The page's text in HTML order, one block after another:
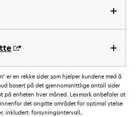
er en rekke sider som hjelper kundene med å
basert på det gjennomsnittlige antall sider
på enheten hver måned. Lexmark anbefaler at
det angitte området for optimal ytelse
inkludert: forsyningsintervall,